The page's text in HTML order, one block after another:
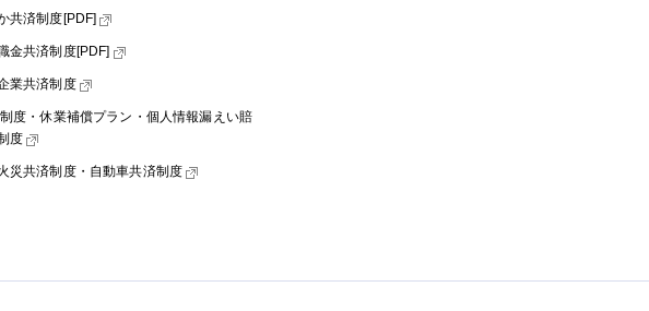
共済制度[PDF]
金共済制度[PDF]
業共済制度
度・休業補償プラン・個人情報漏えい賠
度
災共済制度・ 自動車共済制度